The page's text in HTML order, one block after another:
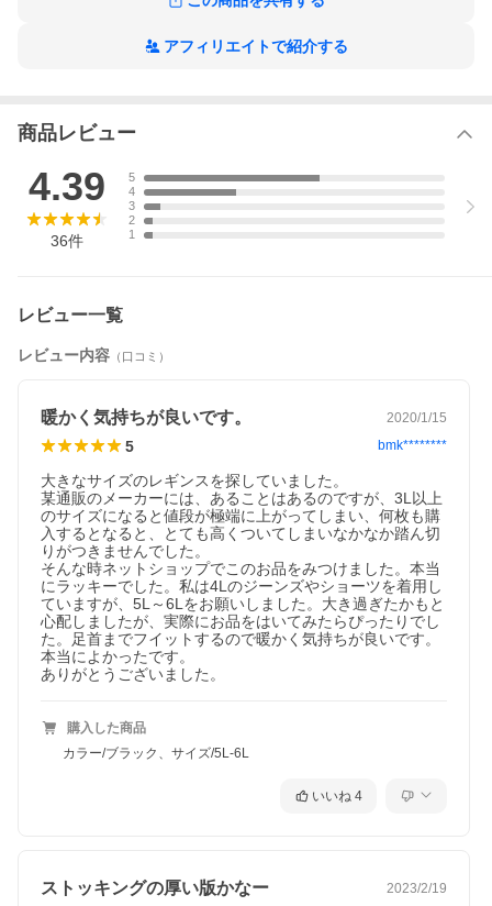
アフィリエイトで紹介する
商品レビュー
4.39
36件
5
4
3
2
1
レビュー一覧
レビュー内容 （口コミ）
暖かく気持ちが良いです。 2020/1/15
5 bmk********
大きなサイズのレギンスを探していました。
某通販のメーカーには、あることはあるのですが、3L以上
のサイズになると値段が極端に上がってしまい、何枚も購
入するとなると、とても高くついてしまいなかなか踏ん切
りがつきませんでした。
そんな時ネットショップでこのお品をみつけました。本当
にラッキーでした。私は4Lのジーンズやショーツを着用し
ていますが、5L～6Lをお願いしました。大き過ぎたかもと
心配しましたが、実際にお品をはいてみたらぴったりでし
た。足首までフイットするので暖かく気持ちが良いです。
本当によかったです。
ありがとうございました。
購入した商品
カラー/ブラック、サイズ/5L-6L
いいね 4
ストッキングの厚い版かなー 2023/2/19